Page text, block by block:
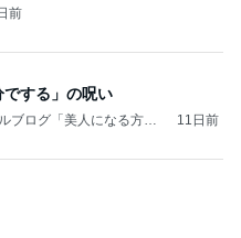
前
でする」の呪い
ブログ「美人になる方
11日前